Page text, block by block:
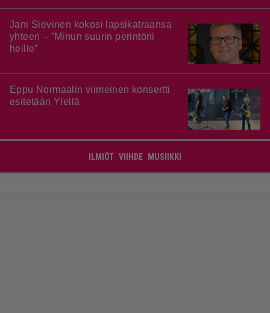
Jani Sievinen kokosi lapsikatraansa
yhteen – ”Minun suurin perintöni
heille”
Eppu Normaalin viimeinen konsertti
esitetään Ylellä
ILMIÖT VIIHDE MUSIIKKI